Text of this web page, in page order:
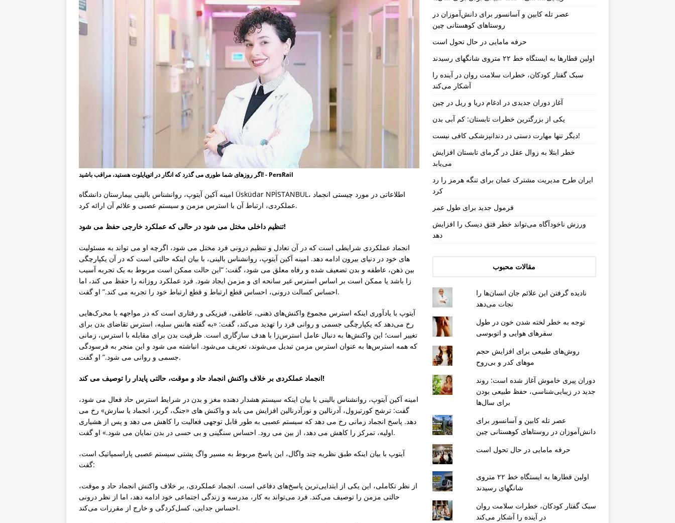
اگر روزهای شما طوری می گذرد که انگار در اتوپایلوت هستید، مراقب باشید! - PersRail
امینه آکین آیتوپ، روانشناس بالینی بیمارستان دانشگاه Üsküdar NPİSTANBUL، اطلاعاتی در مورد چیستی انجماد
عملکردی، ارتباط آن با استرس مزمن و سیستم عصبی و علائم آن ارائه کرد.
تنظیم داخلی مختل می شود در حالی که عملکرد خارجی حفظ می شود!
انجماد عملکردی شرایطی است که در آن تعادل و تنظیم درونی فرد مختل می شود، اگرچه او می تواند به مسئولیت
های خود در دنیای بیرون ادامه دهد. امینه آکین آیتوپ، روانشناس بالینی، با بیان اینکه حالتی است که در آن یکپارچگی
بین ذهن، عاطفه و بدن تضعیف شده و رفاه معلق می شود، گفت: “این حالت ممکن است مربوط به یک تجربه آسیب
زا باشد یا ممکن است بر اساس استرس غیر سانحه ای و مزمن ایجاد شود. فرد عملکرد روزانه را حفظ می کند، اما
احساس کسالت درونی، احساس قطع ارتباط و قطع ارتباط خود را تجربه می کند.” او گفت.
آیتوپ با یادآوری اینکه استرس مجموع واکنش‌های ذهنی، عاطفی، فیزیکی و رفتاری است که در مواجهه با محرک‌هایی
رخ می‌دهد که یکپارچگی جسمی و روانی فرد را تهدید می‌کند، گفت: «به گفته هانس سلیه، استرس تقاضای بدن برای
تغییر است؛ این واکنش‌ها به دنبال عامل استرس‌زا با هدف سازگاری است. ظرفیت بدن برای مقابله با استرس، زمانی
که همه استرس‌ها به عنوان استرس مزمن تبدیل می‌شوند، تعریف می‌شود. انباشته می شود و این منجر به فرسودگی
جسمی و روانی می شود.” او گفت.
انجماد عملکردی بر خلاف واکنش انجماد حاد و موقت، حالتی پایدار را توصیف می کند!
امینه آکین آیتوپ، روانشناس بالینی با بیان اینکه سیستم هشدار دهنده مغز و بدن در شرایط استرس حاد فعال می شود،
گفت: ترشح کورتیزول، آدرنالین و نورآدرنالین افزایش می یابد و واکنش های «جنگ، گریز، انجماد یا سازش» رخ می
دهد. پاسخ انجماد زمانی رخ می دهد که سیستم عصبی به طور قابل توجهی فعالیت را کاهش می دهد و پس از هشیاری
اولیه، تمرکز را کاهش می دهد، از بین می رود. احساس سنگینی و بی حسی در بدن نمایان می شود.» او گفت.
آیتوپ با بیان اینکه طبق نظریه چند واگال، این پاسخ مربوط به مسیر واگ پشتی سیستم عصبی پاراسمپاتیک است،
گفت:
از نظر تکاملی، این یکی از ابتدایی‌ترین پاسخ‌های دفاعی است. انجماد عملکردی، بر خلاف واکنش انجماد حاد و موقت،
حالتی مزمن را توصیف می‌کند. فرد می‌تواند به کار، مدرسه و زندگی اجتماعی خود ادامه دهد، اما از نظر درونی
احساس جدایی، کسل‌کردگی و خارج از مقررات می‌کند.
عصر تله کابین و آسانسور برای دانش‌آموزان در
روستاهای کوهستانی چین
حرفه مامایی در حال تحول است
اولین قطارها به ایستگاه خط ۲۲ متروی شانگهای رسیدند
سبک گفتار کودکان، خطرات سلامت روان در آینده را
آشکار می‌کند
آغاز دوران جدیدی در ادغام دریا و ریل در چین
یکی از بزرگترین خطرات تابستان: کم آبی بدن
دیگر تنها مهارت دستی در دندانپزشکی کافی نیست!
خطر ابتلا به زوال عقل در گرمای تابستان افزایش
می‌یابد
ایران طرح مدیریت مشترک عمان برای تنگه هرمز را رد
کرد
فرمول جدید برای طول عمر
ورزش ناخودآگاه می‌تواند خطر فتق دیسک را افزایش
دهد
مقالات محبوب
نادیده گرفتن این علائم جان انسان‌ها را
نجات می‌دهد
توجه به خطر لخته شدن خون در طول
سفرهای هوایی و اتوبوسی
روش‌های طبیعی برای افزایش حجم
موهای کدر و بی‌روح
دوران پیری خاموش آغاز شده است: روند
جدید در زیبایی‌شناسی، حفظ طبیعی بودن
برای سال‌ها
عصر تله کابین و آسانسور برای
دانش‌آموزان در روستاهای کوهستانی چین
حرفه مامایی در حال تحول است
اولین قطارها به ایستگاه خط ۲۲ متروی
شانگهای رسیدند
سبک گفتار کودکان، خطرات سلامت روان
در آینده را آشکار می‌کند